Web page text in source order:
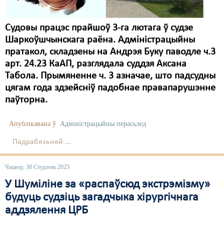
Судовы працэс прайшоў 3-га лютага ў судзе
Шаркоўшчынскага раёна. Адміністрацыйны
пратакол, складзены на Андрэя Буку паводле ч.3
арт. 24.23 КаАП, разглядала суддзя Аксана
Табола. Прымяненне ч. 3 азначае, што падсудны
цягам года здзейсніў падобнае правапарушэнне
паўторна.
Апублікавана ў Адміністрацыйны перасьлед
Падрабязьней ...
Чацвер, 30 Студзень 2025
У Шуміліне за «распаўсюд экстрэмізму»
будуць судзіць загадчыка хірургічнага
аддзялення ЦРБ